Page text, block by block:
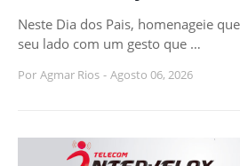
Neste Dia dos Pais, homenageie
seu lado com um gesto que …
Por Agmar Rios - Agosto 06, 2026